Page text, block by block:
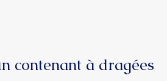
contenant à dragées